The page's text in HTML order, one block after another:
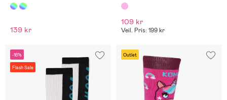
139 kr
109 kr
Veil. Pris: 199 kr
-16%
Flash Sale
Outlet